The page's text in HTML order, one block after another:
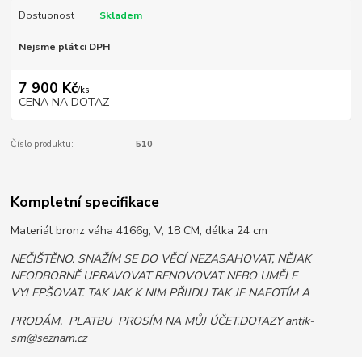
Dostupnost Skladem
Nejsme plátci DPH
7 900 Kč/ks
CENA NA DOTAZ
Číslo produktu: 510
Kompletní specifikace
Materiál bronz váha 4166g, V, 18 CM, délka 24 cm
NEČIŠTĚNO. SNAŽÍM SE DO VĚCÍ NEZASAHOVAT, NĚJAK
NEODBORNĚ UPRAVOVAT RENOVOVAT NEBO UMĚLE
VYLEPŠOVAT. TAK JAK K NIM PŘIJDU TAK JE NAFOTÍM A
PRODÁM. PLATBU PROSÍM NA MŮJ ÚČET.DOTAZY antik-
sm@seznam.cz